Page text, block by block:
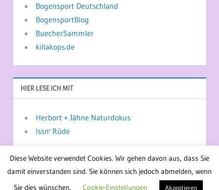
Bogensport Deutschland
BogensportBlog
BuecherSammler
killakops.de
HIER LESE ICH MIT
Herbort + Jähne Naturdokus
Issn' Rüde
WordPress-Theme: Treville von ThemeZee.
Diese Website verwendet Cookies. Wir gehen davon aus, dass Sie
damit einverstanden sind. Sie können sich jedoch abmelden, wenn
Sie dies wünschen.
Cookie-Einstellungen Akzeptieren